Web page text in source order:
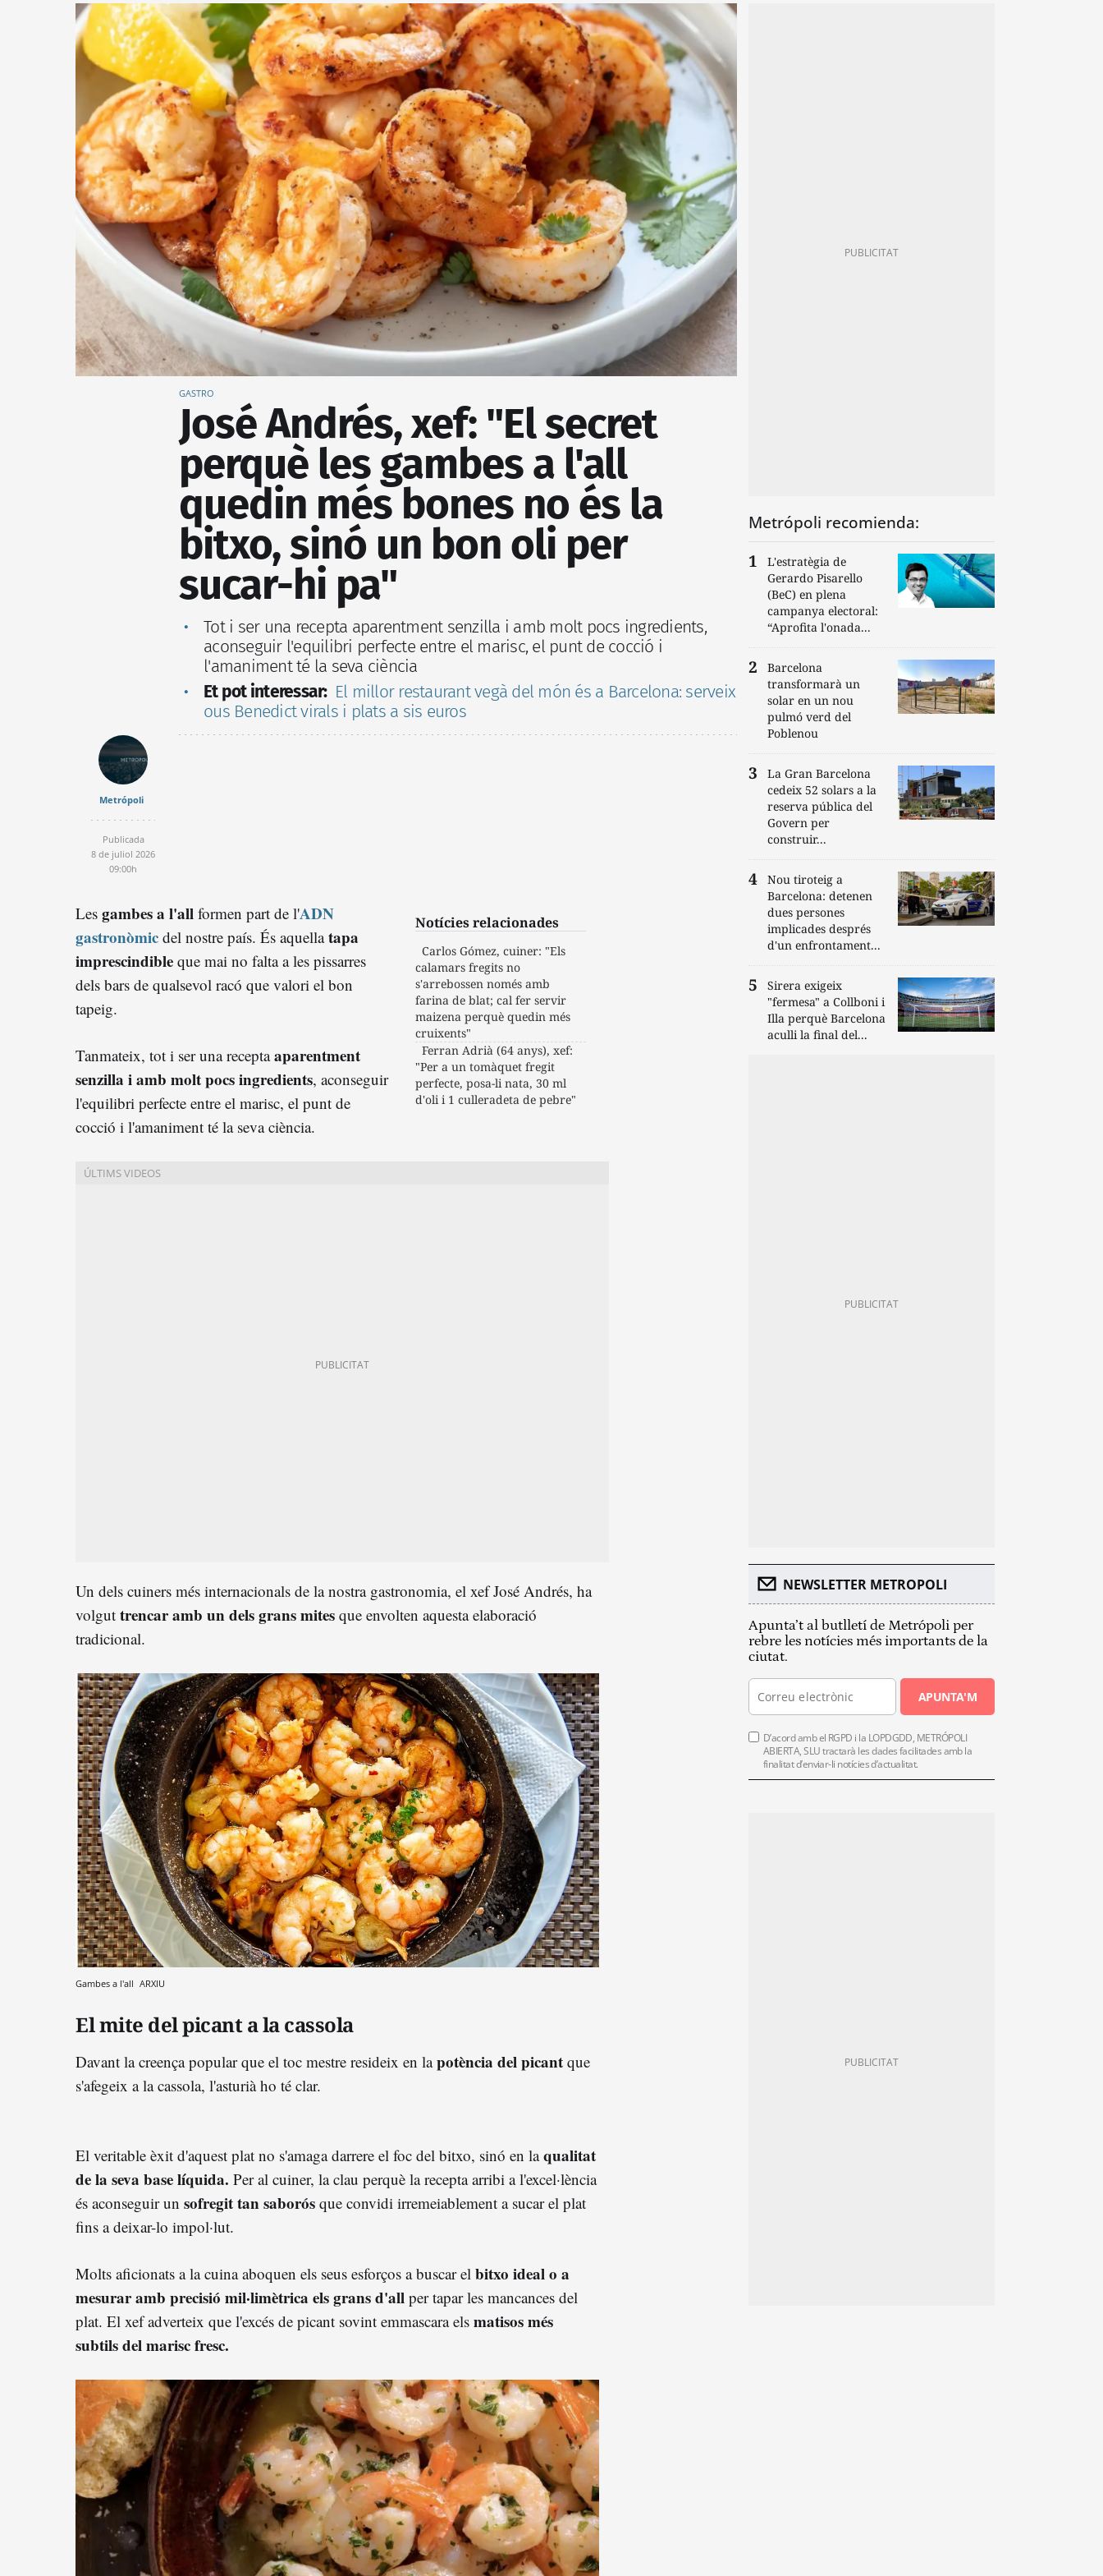
GASTRO
José Andrés, xef: "El secret
perquè les gambes a l'all
quedin més bones no és la
bitxo, sinó un bon oli per
sucar-hi pa"
Tot i ser una recepta aparentment senzilla i amb molt pocs ingredients,
aconseguir l'equilibri perfecte entre el marisc, el punt de cocció i
l'amaniment té la seva ciència
Et pot interessar: El millor restaurant vegà del món és a Barcelona: serveix
ous Benedict virals i plats a sis euros
Metrópoli
Publicada
8 de juliol 2026
09:00h
Notícies relacionades
Carlos Gómez, cuiner: "Els
calamars fregits no
s'arrebossen només amb
farina de blat; cal fer servir
maizena perquè quedin més
cruixents"
Ferran Adrià (64 anys), xef:
"Per a un tomàquet fregit
perfecte, posa-li nata, 30 ml
d'oli i 1 culleradeta de pebre"
Les gambes a l'all formen part de l'ADN
gastronòmic del nostre país. És aquellatapa
imprescindible que mai no falta a les pissarres
dels bars de qualsevol racó que valori el bon
tapeig.
Tanmateix, tot i ser una receptaaparentment
senzilla i amb molt pocs ingredients, aconseguir
l'equilibri perfecte entre el marisc, el punt de
cocció i l'amaniment té la seva ciència.
Un dels cuiners més internacionals de la nostra gastronomia, el xef José Andrés, ha
volgut trencar amb un dels grans mites que envolten aquesta elaboració
tradicional.
Gambes a l'all ARXIU
El mite del picant a la cassola
Davant la creença popular que el toc mestre resideix en lapotència del picant que
s'afegeix a la cassola, l'asturià ho té clar.
El veritable èxit d'aquest plat no s'amaga darrere el foc del bitxo, sinó en laqualitat
de la seva base líquida. Per al cuiner, la clau perquè la recepta arribi a l'excel·lència
és aconseguir un sofregit tan saborós que convidi irremeiablement a sucar el plat
fins a deixar-lo impol·lut.
Molts aficionats a la cuina aboquen els seus esforços a buscar el bitxo ideal o a
mesurar amb precisió mil·limètrica els grans d'all per tapar les mancances del
plat. El xef adverteix que l'excés de picant sovint emmascara els matisos més
subtils del marisc fresc.
Metrópoli recomienda:
L'estratègia de
Gerardo Pisarello
(BeC) en plena
campanya electoral:
“Aprofita l'onada...
Barcelona
transformarà un
solar en un nou
pulmó verd del
Poblenou
La Gran Barcelona
cedeix 52 solars a la
reserva pública del
Govern per
construir...
Nou tiroteig a
Barcelona: detenen
dues persones
implicades després
d'un enfrontament...
Sirera exigeix
"fermesa" a Collboni i
Illa perquè Barcelona
aculli la final del...
NEWSLETTER METROPOLI
Apunta’t al butlletí de Metrópoli per
rebre les notícies més importants de la
ciutat.
APUNTA'M
D’acord amb el RGPD i la LOPDGDD, METRÓPOLI
ABIERTA, SLU tractarà les dades facilitades amb la
finalitat d’enviar-li notícies d’actualitat.